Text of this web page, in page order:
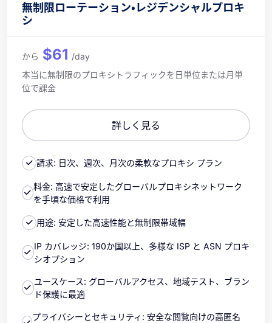
無制限ローテーション・レジデンシャルプロキ
シ
から $61 /day
本当に無制限のプロキシトラフィックを日単位または月単
位で課金
詳しく見る
請求: 日次、週次、月次の柔軟なプロキシ プラン
料金: 高速で安定したグローバルプロキシネットワーク
を手頃な価格で利用
用途: 安定した高速性能と無制限帯域幅
IP カバレッジ: 190か国以上、多様な ISP と ASN プロキ
シオプション
ユースケース: グローバルアクセス、地域テスト、ブラン
ド保護に最適
プライバシーとセキュリティ: 安全な閲覧向けの高匿名